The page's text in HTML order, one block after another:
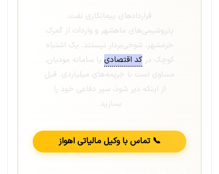
قراردادهای پیمانکاری نفت،
پتروشیمی‌های ماهشهر و واردات از گمرک
خرمشهر، شوخی‌بردار نیستند. یک اشتباه
کوچک در کد اقتصادی یا سامانه مودیان،
مساوی است با جریمه‌های میلیاردی. قبل
از اینکه دیر شود، سپر دفاعی خود را
بسازید.
📞 تماس با وکیل مالیاتی اهواز